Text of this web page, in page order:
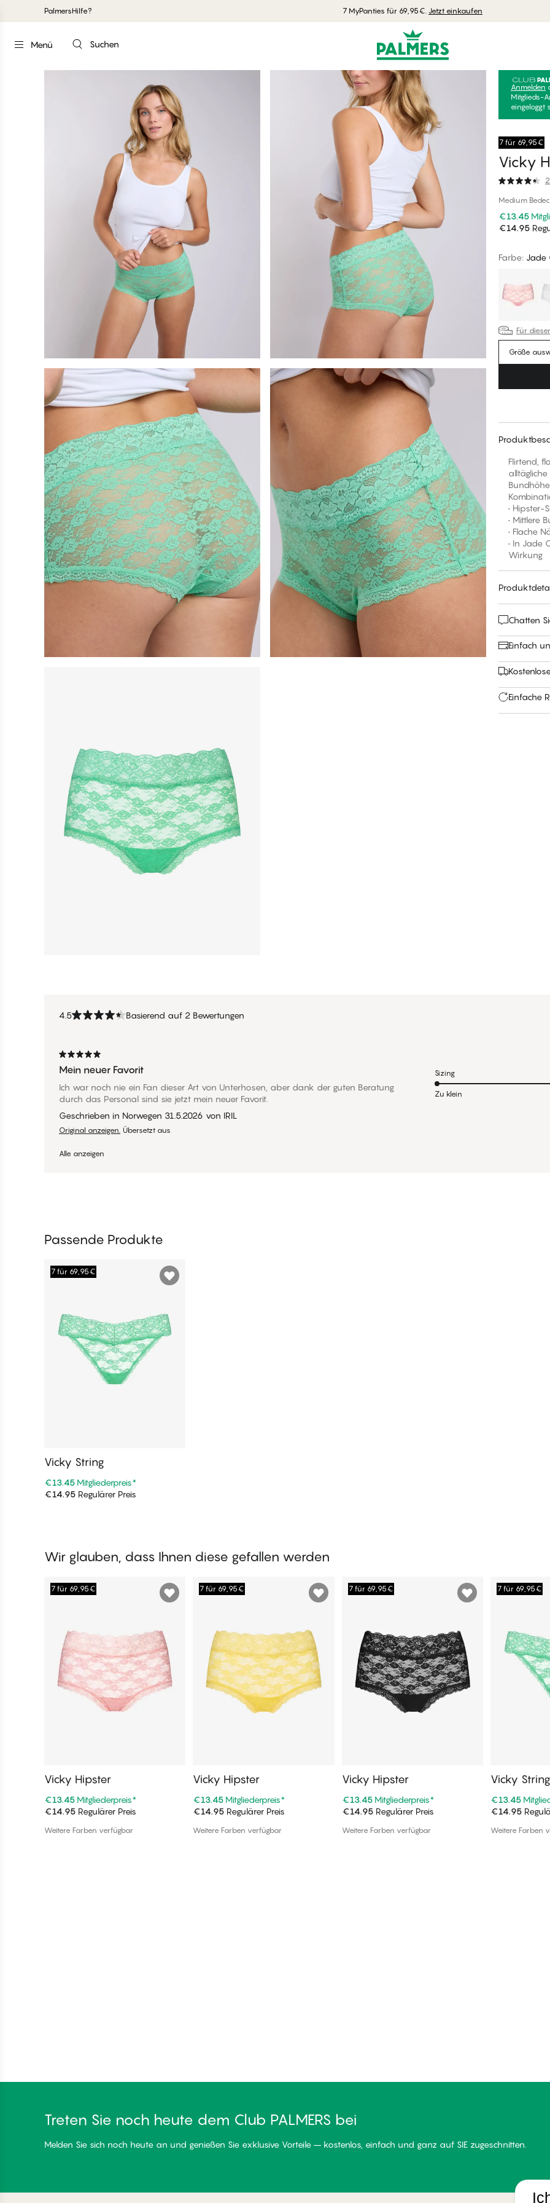
PalmersHilfe? 7 MyPanties für 69,95€. Jetzt einkaufen
Menü Suchen
Anmelden
Mitglieds-
eingeloggt
7 für 69,95€
Vicky
Medium
€13.45
€14.95
Farbe: Jade
Für
Größe
Flirtend,
• Hipster-
• Mittlere
• Flache
• In Jade
Wirkung
Chatten
Einfach
Einfache
4.5 Basierend auf 2 Bewertungen
Mein neuer Favorit
Ich war noch nie ein Fan dieser Art von Unterhosen, aber dank der guten Beratung
durch das Personal sind sie jetzt mein neuer Favorit.
Geschrieben in Norwegen 31.5.2026 von IRIL
Original anzeigen. Übersetzt aus
Alle anzeigen
Sizing
Zu klein
Passende Produkte
In den Warenkorb
7 für 69,95€
Vicky String
€13.45 Mitgliederpreis*
€14.95 Regulärer Preis
Wir glauben, dass Ihnen diese gefallen werden
In den Warenkorb
7 für 69,95€
Vicky Hipster
€13.45 Mitgliederpreis*
€14.95 Regulärer Preis
Weitere Farben verfügbar
In den Warenkorb
7 für 69,95€
Vicky Hipster
€13.45 Mitgliederpreis*
€14.95 Regulärer Preis
Weitere Farben verfügbar
In den Warenkorb
7 für 69,95€
Vicky Hipster
€13.45 Mitgliederpreis*
€14.95Regulärer Preis
Weitere Farben verfügbar
In
7 für 69,95€
Vicky String
€13.45
€14.95
Weitere Farben
Treten Sie noch heute dem Club PALMERS bei
Melden Sie sich noch heute an und genießen Sie exklusive Vorteile – kostenlos, einfach und ganz auf SIE zugeschnitten.